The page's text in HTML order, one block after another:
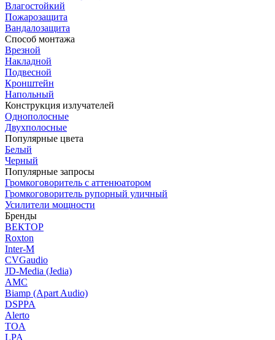
Влагостойкий
Пожарозащита
Вандалозащита
Способ монтажа
Врезной
Накладной
Подвесной
Кронштейн
Напольный
Конструкция излучателей
Однополосные
Двухполосные
Популярные цвета
Белый
Черный
Популярные запросы
Громкоговоритель с аттенюатором
Громкоговоритель рупорный уличный
Усилители мощности
Бренды
ВЕКТОР
Roxton
Inter-M
CVGaudio
JD-Media (Jedia)
AMC
Biamp (Apart Audio)
DSPPA
Alerto
TOA
LPA